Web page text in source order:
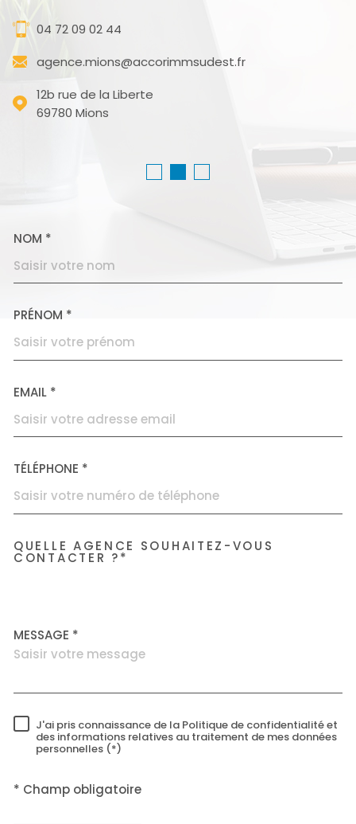
04 72 09 02 44
agence.mions@accorimmsudest.fr
12b rue de la Liberte
69780
Mions
NOM *
PRÉNOM *
EMAIL *
TÉLÉPHONE *
QUELLE AGENCE SOUHAITEZ-VOUS
CONTACTER ?*
MESSAGE *
RÈGLEMENTATION
J'ai pris connaissance de la Politique de confidentialité et
des informations relatives au traitement de mes données
personnelles (*)
* Champ obligatoire